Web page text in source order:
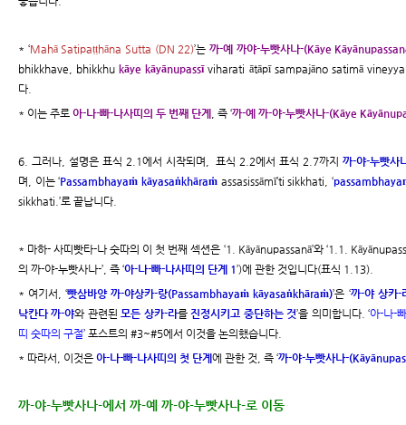
* ‘Mahā Satipaṭṭhāna Sutta (DN 22)’는까-예 까야-누빳사나-(Kāye
bhikkhave, bhikkhu kāye kāyānupassīviharati ātāpī sampajāno satimā
다.
* 이는 주로 아-나-빠-나사띠의 두 번째 단계 , 즉 ‘까-예 까-야-누빳사나-(Kāye
6. 그러나, 설명은 표식 2.1에서 시작되며, 표식 2.2에서 표식 2.7까지까-야-누빳사
며, 이는 ‘Passambhayaṁ kāyasaṅkhāraṁ assasissāmī’ti sikkhati, ‘
sikkhati.’로 끝납니다.
* 마하- 사띠빳타-나 숫따의 이 첫 번째 섹션은 ‘1. Kāyānupassanā’와 ‘1.1.
의 까-야-누빳사나-’, 즉 ‘아-나-빠-나사띠의 단계 1’)에 관한 것입니다(표식 1.13).
* 여기서, ‘빳삼바양 까-야상카-랑(Passambhayaṁ kāyasaṅkhāraṁ)’은 ‘까-야 상카-
낙칸다 까-야와 관련된모든 상카-라를진정시키고 중단하는 것’을 의미합니다. ‘아-나-
띠 숫따의 구절’ 포스트의 #3~#5에서 이것을 논의했습니다.
* 따라서, 이것은 아-나-빠-나사띠의 첫 단계 에 관한 것, 즉 ‘까-야-누빳사나-
까-야-누빳사나-에서 까-예 까-야-누빳사나-로 이동